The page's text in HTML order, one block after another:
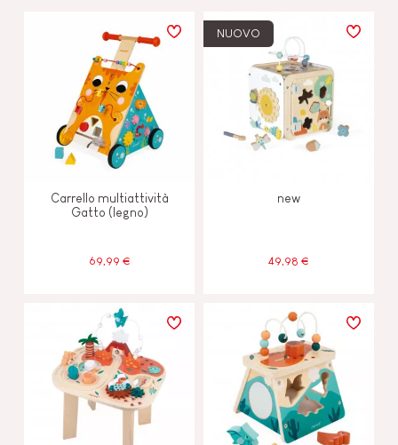
Carrello multiattività
Gatto (legno)
69,99 €
NUOVO
new
49,98 €